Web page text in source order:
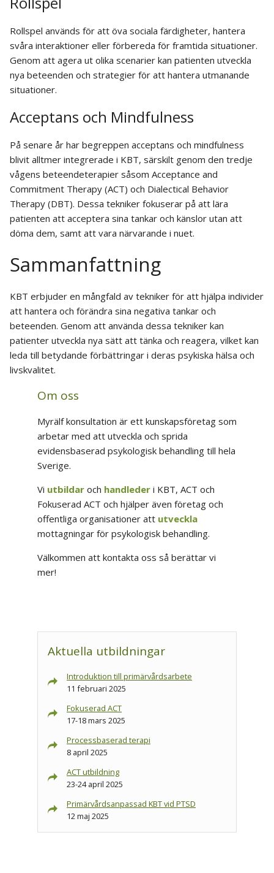
Rollspel används för att öva sociala färdigheter, hantera
svåra interaktioner eller förbereda för framtida situationer.
Genom att agera ut olika scenarier kan patienten utveckla
nya beteenden och strategier för att hantera utmanande
situationer.
Acceptans och Mindfulness
På senare år har begreppen acceptans och mindfulness
blivit alltmer integrerade i KBT, särskilt genom den tredje
vågens beteendeterapier såsom Acceptance and
Commitment Therapy (ACT) och Dialectical Behavior
Therapy (DBT). Dessa tekniker fokuserar på att lära
patienten att acceptera sina tankar och känslor utan att
döma dem, samt att vara närvarande i nuet.
Sammanfattning
KBT erbjuder en mångfald av tekniker för att hjälpa individer
att hantera och förändra sina negativa tankar och
beteenden. Genom att använda dessa tekniker kan
patienter utveckla nya sätt att tänka och reagera, vilket kan
leda till betydande förbättringar i deras psykiska hälsa och
livskvalitet.
Om oss
Myrälf konsultation är ett kunskapsföretag som
arbetar med att utveckla och sprida
evidensbaserad psykologisk behandling till hela
Sverige.
Vi utbildar och handleder i KBT, ACT och
Fokuserad ACT och hjälper även företag och
offentliga organisationer att utveckla
mottagningar för psykologisk behandling.
Välkommen att kontakta oss så berättar vi
mer!
Aktuella utbildningar
Introduktion till primärvårdsarbete
11 februari 2025
Fokuserad ACT
17-18 mars 2025
Processbaserad terapi
8 april 2025
ACT utbildning
23-24 april 2025
Primärvårdsanpassad KBT vid PTSD
12 maj 2025